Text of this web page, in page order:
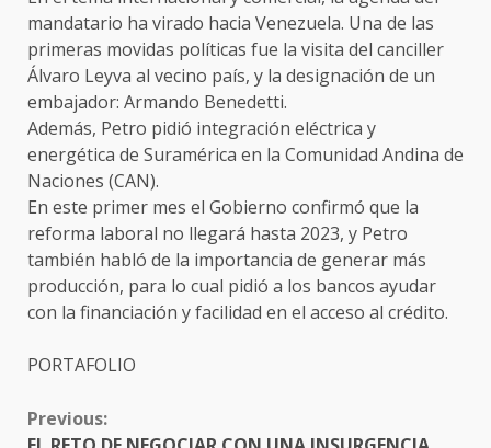
mandatario ha virado hacia Venezuela. Una de las
primeras movidas políticas fue la visita del canciller
Álvaro Leyva al vecino país, y la designación de un
embajador: Armando Benedetti.
Además, Petro pidió integración eléctrica y
energética de Suramérica en la Comunidad Andina de
Naciones (CAN).
En este primer mes el Gobierno confirmó que la
reforma laboral no llegará hasta 2023, y Petro
también habló de la importancia de generar más
producción, para lo cual pidió a los bancos ayudar
con la financiación y facilidad en el acceso al crédito.
PORTAFOLIO
CONTINUE
READING
Previous: